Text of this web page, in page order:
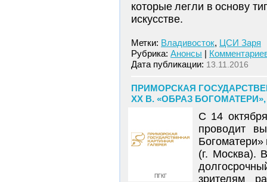
которые легли в основу
искусстве.
Метки: Владивосток, ЦСИ Заря
Рубрика: Анонсы |
Дата публикации: 13.11.2016
ПРИМОРСКАЯ
XX В. «ОБРАЗ
ПГКГ
С 14
проводит
Богоматери»
(г. Москва).
зрителям